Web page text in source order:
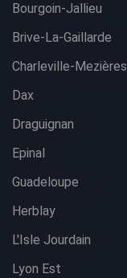
Bourgoin-Jallieu
Brive-La-Gaillarde
Charleville-Mezières
Dax
Draguignan
Epinal
Guadeloupe
Herblay
L'Isle Jourdain
Lyon Est